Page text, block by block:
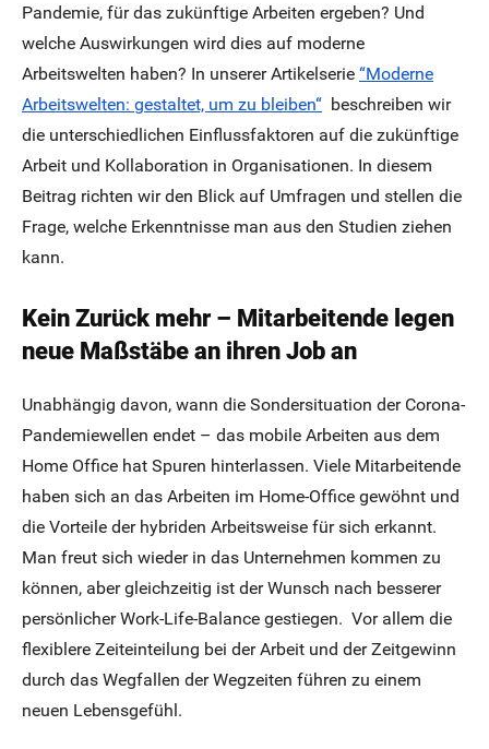
Pandemie, für das zukünftige Arbeiten ergeben? Und
welche Auswirkungen wird dies auf moderne
Arbeitswelten haben? In unserer Artikelserie “Moderne
Arbeitswelten: gestaltet, um zu bleiben“ beschreiben wir
die unterschiedlichen Einflussfaktoren auf die zukünftige
Arbeit und Kollaboration in Organisationen. In diesem
Beitrag richten wir den Blick auf Umfragen und stellen die
Frage, welche Erkenntnisse man aus den Studien ziehen
kann.
Kein Zurück mehr – Mitarbeitende legen
neue Maßstäbe an ihren Job an
Unabhängig davon, wann die Sondersituation der Corona-
Pandemiewellen endet – das mobile Arbeiten aus dem
Home Office hat Spuren hinterlassen. Viele Mitarbeitende
haben sich an das Arbeiten im Home-Office gewöhnt und
die Vorteile der hybriden Arbeitsweise für sich erkannt.
Man freut sich wieder in das Unternehmen kommen zu
können, aber gleichzeitig ist der Wunsch nach besserer
persönlicher Work-Life-Balance gestiegen. Vor allem die
flexiblere Zeiteinteilung bei der Arbeit und der Zeitgewinn
durch das Wegfallen der Wegzeiten führen zu einem
neuen Lebensgefühl.